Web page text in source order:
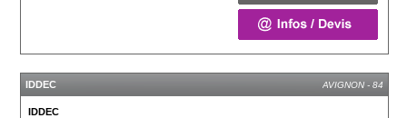
IDDEC AVIGNON - 84
IDDEC